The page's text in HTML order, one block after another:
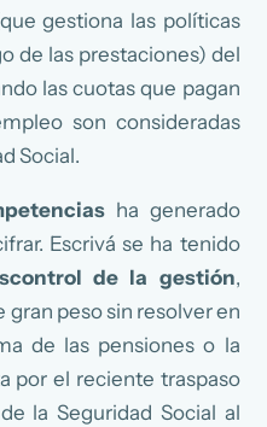
gestiona las políticas
de las prestaciones) del
las cuotas que pagan
son consideradas
Social.
ha generado
Escrivá se ha tenido
de la gestión,
peso sin resolver en
de las pensiones o la
por el reciente traspaso
la Seguridad Social al